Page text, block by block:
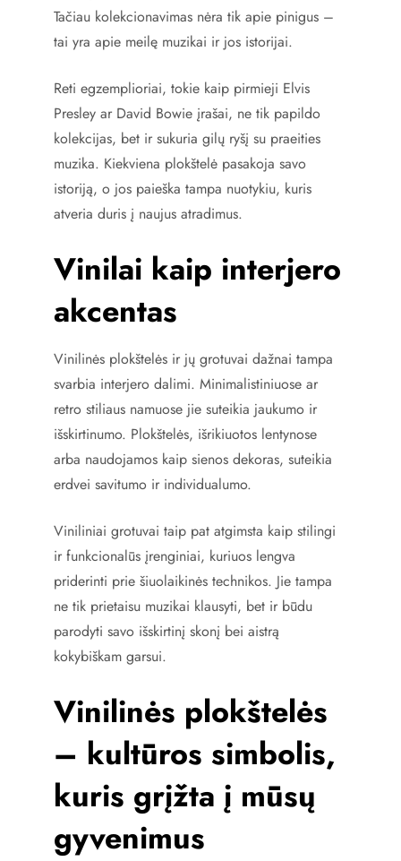
Tačiau kolekcionavimas nėra tik apie pinigus –
tai yra apie meilę muzikai ir jos istorijai.
Reti egzemplioriai, tokie kaip pirmieji Elvis
Presley ar David Bowie įrašai, ne tik papildo
kolekcijas, bet ir sukuria gilų ryšį su praeities
muzika. Kiekviena plokštelė pasakoja savo
istoriją, o jos paieška tampa nuotykiu, kuris
atveria duris į naujus atradimus.
Vinilai kaip interjero
akcentas
Vinilinės plokštelės ir jų grotuvai dažnai tampa
svarbia interjero dalimi. Minimalistiniuose ar
retro stiliaus namuose jie suteikia jaukumo ir
išskirtinumo. Plokštelės, išrikiuotos lentynose
arba naudojamos kaip sienos dekoras, suteikia
erdvei savitumo ir individualumo.
Viniliniai grotuvai taip pat atgimsta kaip stilingi
ir funkcionalūs įrenginiai, kuriuos lengva
priderinti prie šiuolaikinės technikos. Jie tampa
ne tik prietaisu muzikai klausyti, bet ir būdu
parodyti savo išskirtinį skonį bei aistrą
kokybiškam garsui.
Vinilinės plokštelės
– kultūros simbolis,
kuris grįžta į mūsų
gyvenimus